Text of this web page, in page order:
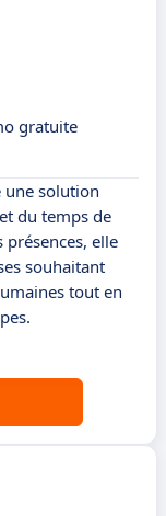
gratuite
une solution
du temps de
elle
souhaitant
tout en